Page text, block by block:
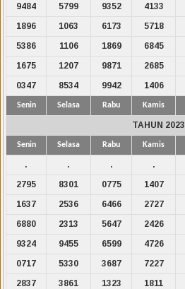
9484
5799 9352 4133
1896
1063 6173 5718
5386
1106 1869 6845
1675
1207 9871 2685
0347
8534 9942 1406
Senin Selasa Rabu Kamis
TAHUN 2023
Senin Selasa Rabu Kamis
. . . .
2795
8301 0775 1407
1637
2536 6466 2727
6880
2313 5647 2426
9324
9455 6599 4726
0717
5330 3687 7227
2837
3861 1323 1811